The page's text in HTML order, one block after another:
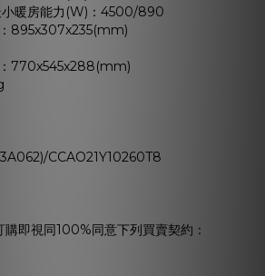
暖房能力(W)：4500/890
895x307x235(mm)
770x545x288(mm)
CCAO21Y10260T8
購即視同100%同意下列買賣契約：